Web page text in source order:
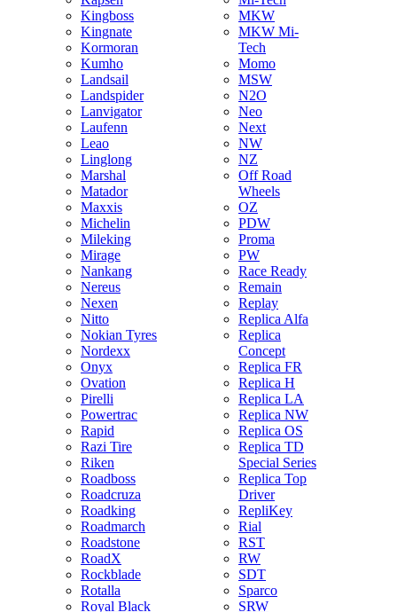
Kingboss
Kingnate
Kormoran
Kumho
Landsail
Landspider
Lanvigator
Laufenn
Leao
Linglong
Marshal
Matador
Maxxis
Michelin
Mileking
Mirage
Nankang
Nereus
Nexen
Nitto
Nokian Tyres
Nordexx
Onyx
Ovation
Pirelli
Powertrac
Rapid
Razi Tire
Riken
Roadboss
Roadcruza
Roadking
Roadmarch
Roadstone
RoadX
Rockblade
Rotalla
Royal Black
MKW
MKW Mi-
Tech
Momo
MSW
N2O
Neo
Next
NW
NZ
Off Road
Wheels
OZ
PDW
Proma
PW
Race Ready
Remain
Replay
Replica Alfa
Replica
Concept
Replica FR
Replica H
Replica LA
Replica NW
Replica OS
Replica TD
Special Series
Replica Top
Driver
RepliKey
Rial
RST
RW
SDT
Sparco
SRW